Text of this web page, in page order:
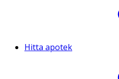
Hitta apotek